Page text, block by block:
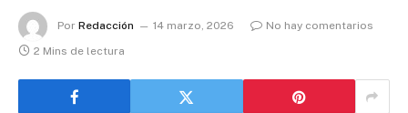
Por Redacción 14 marzo, 2026
No hay comentarios
2 Mins de lectura